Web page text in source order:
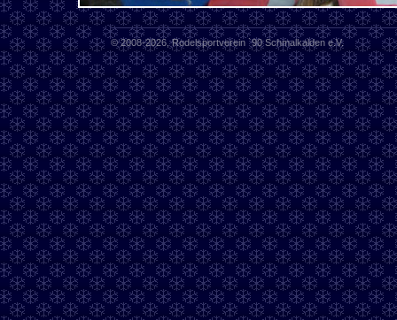
© 2008-2026, Rodelsportverein `90 Schmalkalden e.V.